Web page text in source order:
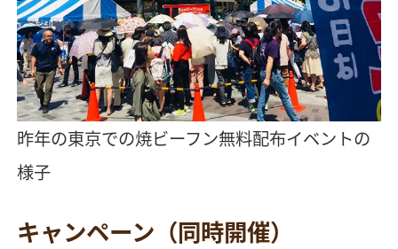
昨年の東京での焼ビーフン無料配布イベントの
様子
キャンペーン（同時開催）